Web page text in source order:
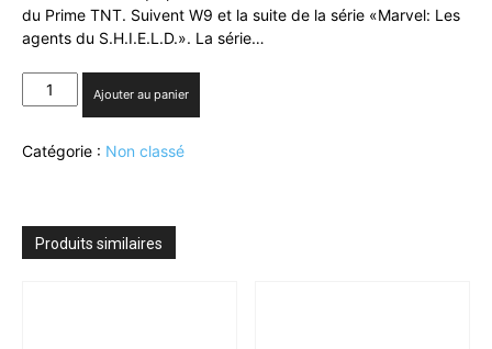
du Prime TNT. Suivent W9 et la suite de la série «Marvel: Les
agents du S.H.I.E.L.D.». La série…
quantité
de
12
Prime
Ajouter au panier
Catégorie : Non classé
Produits similaires